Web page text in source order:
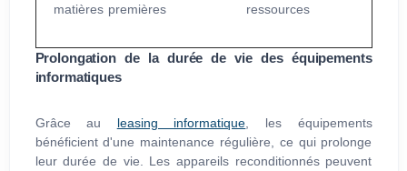
matières premières
ressources
Prolongation de la durée de vie des équipements
informatiques
Grâce au leasing informatique , les équipements
bénéficient d'une maintenance régulière, ce qui prolonge
leur durée de vie. Les appareils reconditionnés peuvent